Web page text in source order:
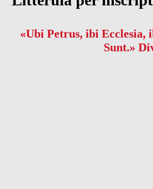
«Ubi Petrus, ibi Ecclesia,
Sunt.»